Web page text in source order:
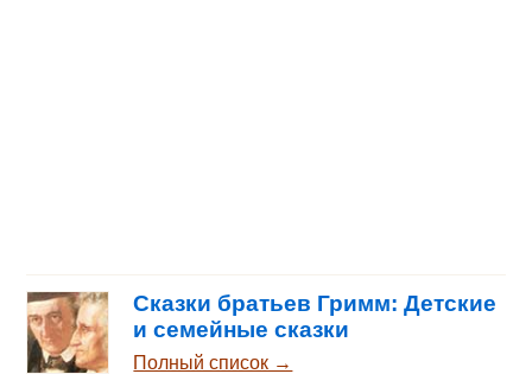
Сказки братьев Гримм: Детские
и семейные сказки
Полный список →